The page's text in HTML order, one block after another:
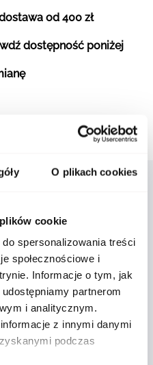
O plikach cookies
cookie
spersonalizowania treści
społecznościowe i
Informacje o tym, jak
partnerom
i analitycznym.
z innymi danymi
podczas
od 400 zł
dostępność poniżej
Montblanc z kolekcji
z myślą o